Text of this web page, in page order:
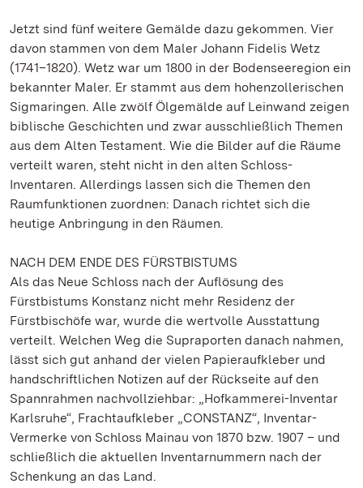
Jetzt sind fünf weitere Gemälde dazu gekommen. Vier
davon stammen von dem Maler Johann Fidelis Wetz
(1741–1820). Wetz war um 1800 in der Bodenseeregion ein
bekannter Maler. Er stammt aus dem hohenzollerischen
Sigmaringen. Alle zwölf Ölgemälde auf Leinwand zeigen
biblische Geschichten und zwar ausschließlich Themen
aus dem Alten Testament. Wie die Bilder auf die Räume
verteilt waren, steht nicht in den alten Schloss-
Inventaren. Allerdings lassen sich die Themen den
Raumfunktionen zuordnen: Danach richtet sich die
heutige Anbringung in den Räumen.
NACH DEM ENDE DES FÜRSTBISTUMS
Als das Neue Schloss nach der Auflösung des
Fürstbistums Konstanz nicht mehr Residenz der
Fürstbischöfe war, wurde die wertvolle Ausstattung
verteilt. Welchen Weg die Supraporten danach nahmen,
lässt sich gut anhand der vielen Papieraufkleber und
handschriftlichen Notizen auf der Rückseite auf den
Spannrahmen nachvollziehbar: „Hofkammerei-Inventar
Karlsruhe“, Frachtaufkleber „CONSTANZ“, Inventar-
Vermerke von Schloss Mainau von 1870 bzw. 1907 – und
schließlich die aktuellen Inventarnummern nach der
Schenkung an das Land.